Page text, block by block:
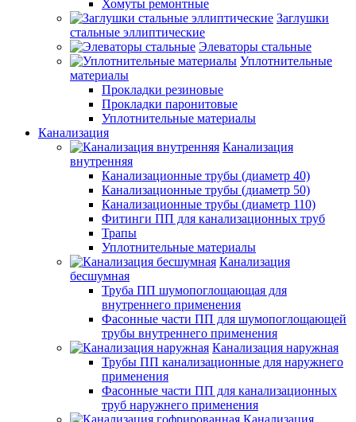
Хомуты ремонтные
Заглушки
стальные эллиптические
Элеваторы стальные
Уплотнительные
материалы
Прокладки резиновые
Прокладки паронитовые
Уплотнительные материалы
Канализация
Канализация
внутренняя
Канализационные трубы (диаметр 40)
Канализационные трубы (диаметр 50)
Канализационные трубы (диаметр 110)
Фитинги ПП для канализационных труб
Трапы
Уплотнительные материалы
Канализация
бесшумная
Труба ПП шумопоглощающая для
внутреннего применения
Фасонные части ПП для шумопоглощающей
трубы внутреннего применения
Канализация наружная
Трубы ПП канализационные для наружнего
применения
Фасонные части ПП для канализационных
труб наружнего применения
Канализация